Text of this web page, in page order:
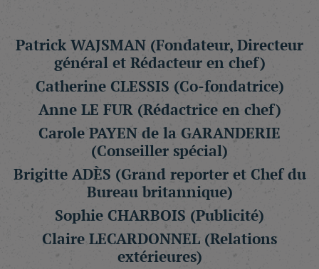
Patrick WAJSMAN (Fondateur, Directeur
général et Rédacteur en chef)
Catherine CLESSIS (Co-fondatrice)
Anne LE FUR(Rédactrice en chef)
Carole PAYEN de la GARANDERIE
(Conseiller spécial)
Brigitte ADÈS (Grand reporter et Chef du
Bureau britannique)
Sophie CHARBOIS (Publicité)
Claire LECARDONNEL (Relations
extérieures)